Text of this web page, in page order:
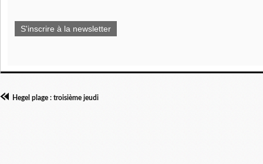
S'inscrire à la newsletter
Hegel plage : troisième jeudi